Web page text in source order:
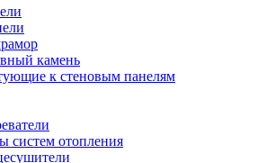
камень
к стеновым панелям
систем отопления